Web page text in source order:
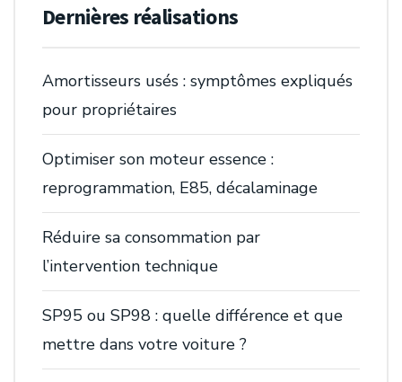
Dernières réalisations
Amortisseurs usés : symptômes expliqués
pour propriétaires
Optimiser son moteur essence :
reprogrammation, E85, décalaminage
Réduire sa consommation par
l’intervention technique
SP95 ou SP98 : quelle différence et que
mettre dans votre voiture ?